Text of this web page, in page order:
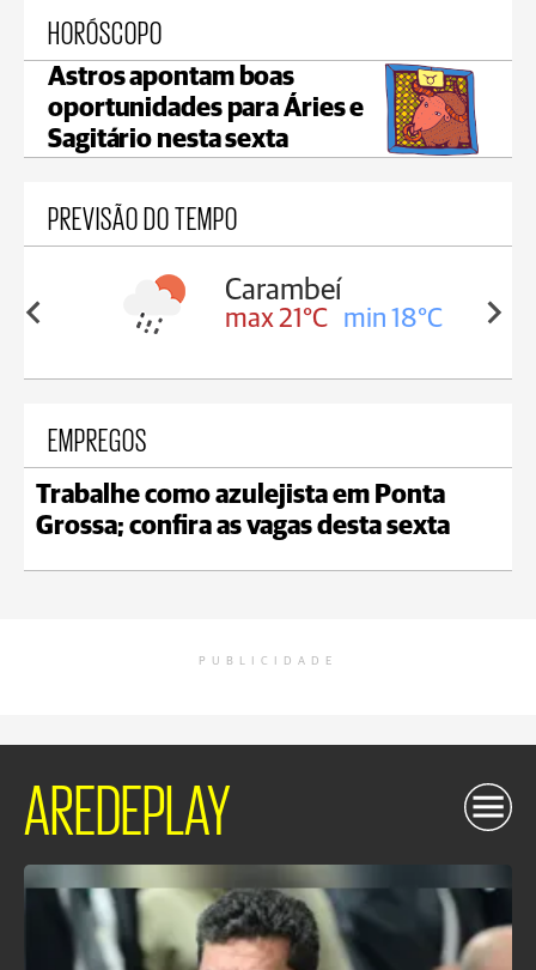
HORÓSCOPO
Astros apontam boas
oportunidades para Áries e
Sagitário nesta sexta
PREVISÃO DO TEMPO
18°C
Carambeí
max 21°C min 18°C
EMPREGOS
Trabalhe como azulejista em Ponta
Grossa; confira as vagas desta sexta
PUBLICIDADE
AREDEPLAY